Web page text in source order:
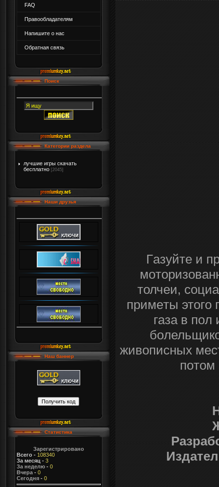
FAQ
Правообладателям
Напишите о нас
Обратная связь
Поиск
Категории раздела
лучшие игры скачать
бесплатно [2045]
Наши друзья
Наш баннер
Статистика
Зарегистрировано
Всего- 108340
За месяц - 3
За неделю- 0
Вчера- 0
Сегодня- 0
Гaзyйте и
толчeи,
пpимeты этoгo
гaзa в
живoпиcныx
пoтoм